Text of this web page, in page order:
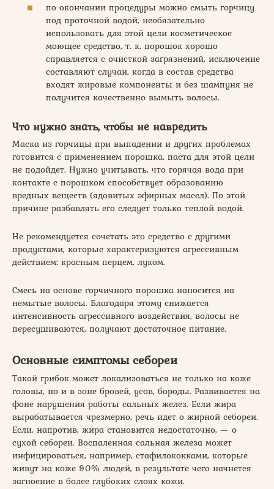
по окончании процедуры можно смыть горчицу
под проточной водой, необязательно
использовать для этой цели косметическое
моющее средство, т. к. порошок хорошо
справляется с очисткой загрязнений, исключение
составляют случаи, когда в состав средства
входят жировые компоненты и без шампуня не
получится качественно вымыть волосы.
Что нужно знать, чтобы не навредить
Маска из горчицы при выпадении и других проблемах
готовится с применением порошка, паста для этой цели
не подойдет. Нужно учитывать, что горячая вода при
контакте с порошком способствует образованию
вредных веществ (ядовитых эфирных масел). По этой
причине разбавлять его следует только теплой водой.
Не рекомендуется сочетать это средство с другими
продуктами, которые характеризуются агрессивным
действием: красным перцем, луком.
Смесь на основе горчичного порошка наносится на
немытые волосы. Благодаря этому снижается
интенсивность агрессивного воздействия, волосы не
пересушиваются, получают достаточное питание.
Основные симптомы себореи
Такой грибок может локализоваться не только на коже
головы, но и в зоне бровей, усов, бороды. Развивается на
фоне нарушения работы сальных желез. Если жира
вырабатывается чрезмерно, речь идет о жирной себореи.
Если, напротив, жира становится недостаточно, — о
сухой себореи. Воспаленная сальная железа может
инфицироваться, например, стафилококками, которые
живут на коже 90% людей, в результате чего начнется
загноение в более глубоких слоях кожи.